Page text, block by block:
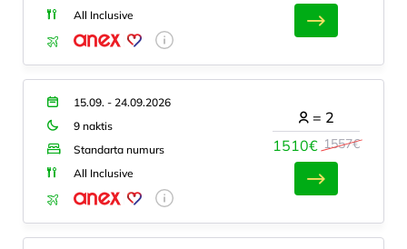
All Inclusive
15.09. - 24.09.2026
9 naktis
Standarta numurs
All Inclusive
1510€ 1557€
= 2